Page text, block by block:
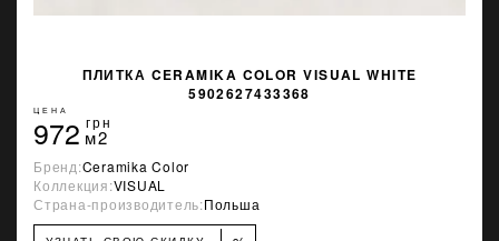
ПЛИТКА CERAMIKA COLOR VISUAL WHITE
5902627433368
ЦЕНА
972 грн
м2
Бренд:Ceramika Color
Коллекция:VISUAL
Страна-производитель:Польша